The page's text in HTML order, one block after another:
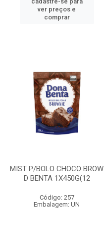
ver preços e
comprar
MIST P/BOLO CHOCO BROW
D BENTA 1X450G(12
Código: 257
Embalagem: UN